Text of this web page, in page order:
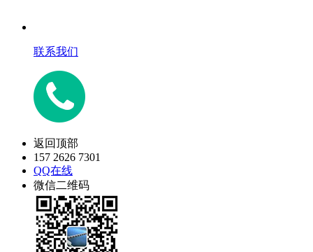
联系我们
返回顶部
157 2626 7301
QQ在线
微信二维码